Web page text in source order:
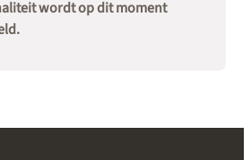
wordt op dit moment